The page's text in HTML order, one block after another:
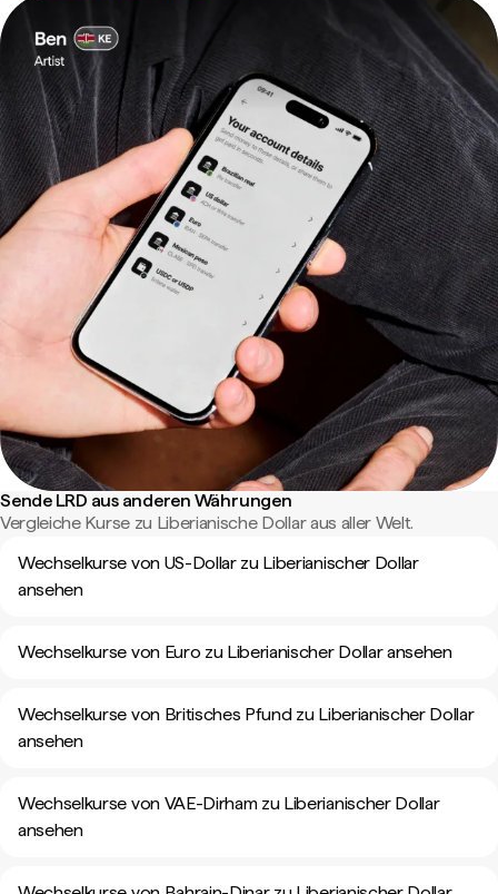
Sende LRD aus anderen Währungen
Vergleiche Kurse zu Liberianische Dollar aus aller Welt.
Wechselkurse von US-Dollar zu Liberianischer Dollar
ansehen
Wechselkurse von Euro zu Liberianischer Dollar ansehen
Wechselkurse von Britisches Pfund zu Liberianischer Dollar
ansehen
Wechselkurse von VAE-Dirham zu Liberianischer Dollar
ansehen